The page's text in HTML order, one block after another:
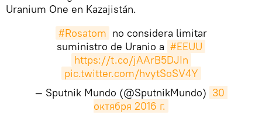
Uranium One en Kazajistán.
#Rosatom no considera limitar
suministro de Uranio a #EEUU
https://t.co/jAArB5DJIn
pic.twitter.com/hvytSoSV4Y
— Sputnik Mundo (@SputnikMundo) 30
октября 2016 г.